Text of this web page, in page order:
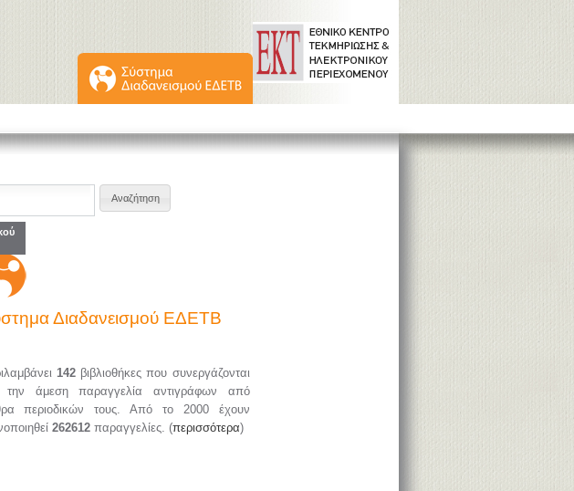
Διαδανεισμού ΕΔΕΤΒ
142βιβλιοθήκες που συνεργάζονται
την άμεση παραγγελία αντιγράφων από
περιοδικών τους. Από το 2000 έχουν
262612παραγγελίες. (περισσότερα)